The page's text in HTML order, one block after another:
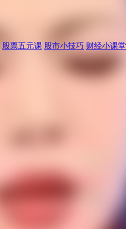
股票五元课 股市小技巧 财经小课堂